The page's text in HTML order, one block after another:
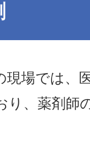
現場では、
り、薬剤師